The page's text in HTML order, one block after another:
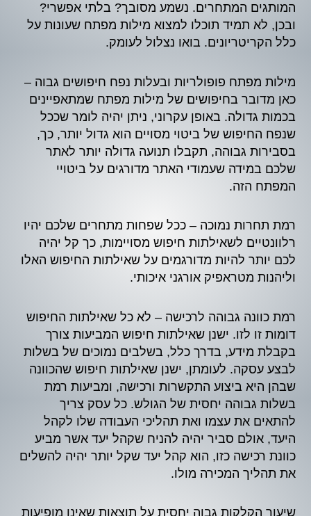
המותגים המתחרים. נשמע מסובך? בלתי אפשרי?
ובכן, לא תמיד תוכלו למצוא מילות מפתח שעונות על
כלל הקריטריונים. בואו נצלול לעומק.
מילות מפתח פופולריות ובעלות נפח חיפושים גבוה –
כאן מדובר בחיפושים של מילות מפתח שמתאפיינים
בכמות גדולה. באופן עקרוני, ניתן יהיה לומר שככל
שנפח החיפוש של ביטוי מסויים הוא גדול יותר, כך,
בסבירות גבוהה, תקבלו תנועה גדולה יותר לאתר
שלכם במידה שעמודי האתר מדורגים על ביטויי
המפתח הזה.
רמת תחרות נמוכה – ככל שפחות מתחרים שלכם יהיו
רלוונטיים לשאילתות חיפוש מסויימות, כך קל יהיה
לכם יותר להיות מדורגמים על שאילתות החיפוש האלו
וליהנות מטראפיק אורגני איכותי.
רמת כוונה גבוהה לרכישה – לא כל שאילתות החיפוש
דומות זו לזו. ישנן שאילתות חיפוש המביעות צורך
בקבלת מידע, בדרך כלל, בשלבים נמוכים של בשלות
לבצע עסקה. לעומתן, ישנן שאילתות חיפוש שהכוונה
שבהן היא ביצוע התקשרות ורכישה, ומביעות רמת
בשלות גבוהה יחסית של הגולש. כל עסק צריך
להתאים את עצמו ואת תהליכי העבודה שלו לקהל
היעד, אולם סביר יהיה להניח שקהל יעד אשר מביע
כוונת רכישה כזו, הוא קהל יעד שקל יותר יהיה להשלים
את תהליך המכירה מולו.
שיעור הקלקות גבוה יחסית על תוצאות שאינן מופיעות